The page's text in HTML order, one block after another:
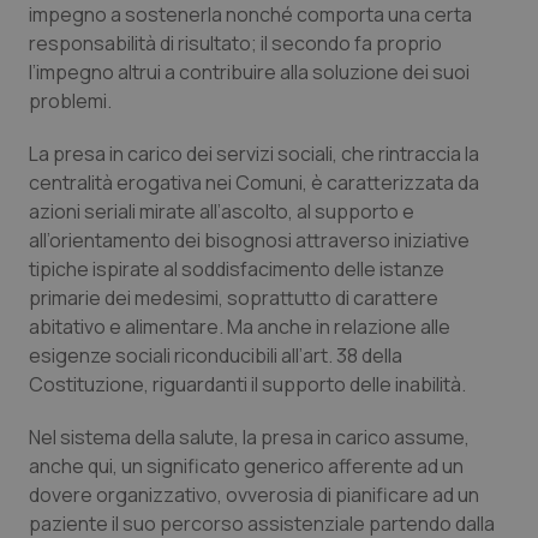
Campania
Emilia-Romagna
Friuli Venezia Giulia
Lazio
Liguria
Lombardia
Marche
Molise
Piemonte
Car-T
Colesterolo & coronaropatie
Dermatite Atopica
Diabete & glucometri
Disturbi dell’umore
Dolore
Donna & Salute
Epatiti
HIV
impegno a sostenerla nonché comporta una certa
responsabilità di risultato; il secondo fa proprio
l’impegno altrui a contribuire alla soluzione dei suoi
problemi.
La presa in carico dei servizi sociali, che rintraccia la
centralità erogativa nei Comuni, è caratterizzata da
azioni seriali mirate all’ascolto, al supporto e
all’orientamento dei bisognosi attraverso iniziative
tipiche ispirate al soddisfacimento delle istanze
primarie dei medesimi, soprattutto di carattere
abitativo e alimentare. Ma anche in relazione alle
esigenze sociali riconducibili all’art. 38 della
Costituzione, riguardanti il supporto delle inabilità.
Nel sistema della salute, la presa in carico assume,
anche qui, un significato generico afferente ad un
dovere organizzativo, ovverosia di pianificare ad un
paziente il suo percorso assistenziale partendo dalla